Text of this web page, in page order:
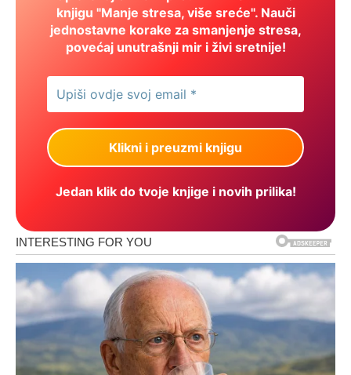
knjigu "Manje stresa, više sreće". Nauči
jednostavne korake za smanjenje stresa,
povećaj unutrašnji mir i živi sretnije!
Jedan klik do tvoje knjige i novih prilika!